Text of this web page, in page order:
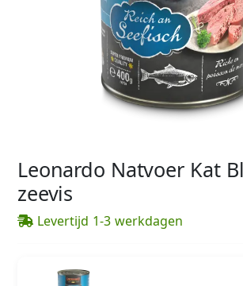
Leonardo Natvoer Kat
zeevis
Levertijd 1-3 werkdagen